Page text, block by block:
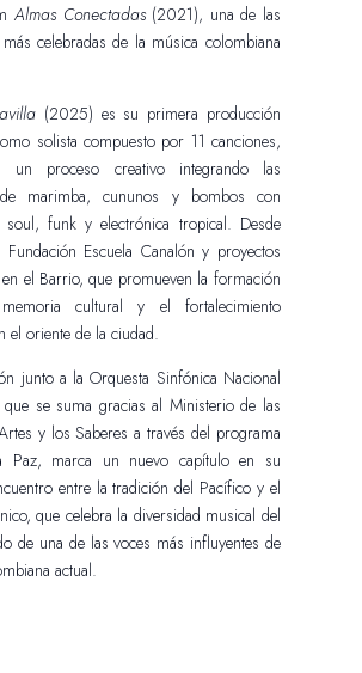
Almas Conectadas(2021), una de las
celebradas de la música colombiana
(2025) es su primera producción
solista compuesto por 11 canciones,
un proceso creativo integrando las
de marimba, cununos y bombos con
soul, funk y electrónica tropical. Desde
Escuela Canalón y proyectos
el Barrio, que promueven la formación
cultural y el fortalecimiento
el oriente de la ciudad.
junto a la Orquesta Sinfónica Nacional
se suma gracias al Ministerio de las
y los Saberes a través del programa
Paz, marca un nuevo capítulo en su
entre la tradición del Pacífico y el
que celebra la diversidad musical del
de una de las voces más influyentes de
actual.